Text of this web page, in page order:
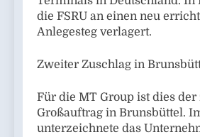
die FSRU an einen neu
Anlegesteg verlagert.
Zweiter Zuschlag in
Für die MT Group ist dies der
Großauftrag in Brunsbüttel.
unterzeichnete das